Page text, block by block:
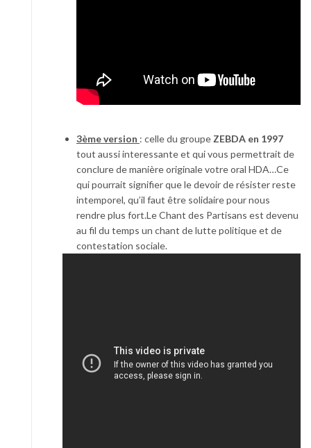
3ème version : celle du groupe ZEBDA en 1997
tout aussi interessante et qui vous permettrait de
conclure de manière originale votre oral HDA…Ce
qui pourrait signifier que le devoir de résister reste
intemporel, qu’il faut être solidaire pour nous
rendre plus fort.Le Chant des Partisans est devenu
au fil du temps un chant de lutte politique et de
contestation sociale.